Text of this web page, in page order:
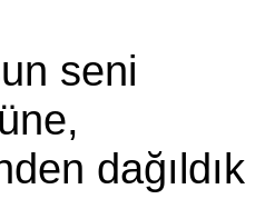
seni
dağıldık